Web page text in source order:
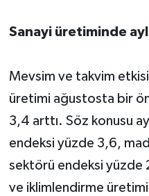
Sanayi üretiminde
Mevsim ve takvim
üretimi ağustosta bir
3,4 arttı. Söz konusu
endeksi yüzde 3,6,
sektörü endeksi yüzde
ve iklimlendirme üretimi